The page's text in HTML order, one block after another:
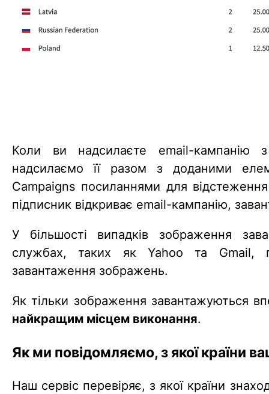
Коли ви надсилаєте email-кампанію
надсилаємо її разом з доданими
Campaigns посиланнями для
підписник відкриває email-кампанію,
У більшості випадків зображення
службах, таких як Yahoo та Gmail,
завантаження зображень.
Як тільки зображення завантажуються
найкращим місцем виконання.
Як ми повідомляємо, з якої країни
Наш сервіс перевіряє, з якої країни